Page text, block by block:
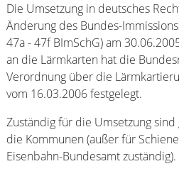
Die Umsetzung in deutsches
Änderung des Bundes-
47a - 47f BImSchG) am
an die Lärmkarten hat die
Verordnung über die
vom 16.03.2006 festgelegt.
Zuständig für die Umsetzung
die Kommunen (außer für
Eisenbahn-Bundesamt zuständig).